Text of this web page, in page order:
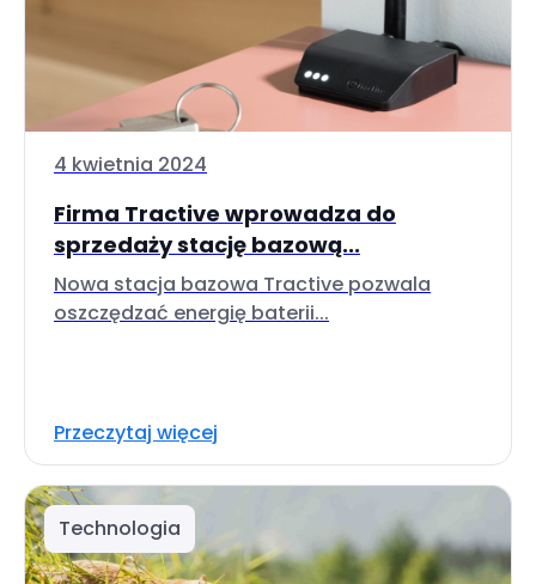
4 kwietnia 2024
Firma Tractive wprowadza do
sprzedaży stację bazową...
Nowa stacja bazowa Tractive pozwala
oszczędzać energię baterii...
Przeczytaj więcej
Technologia